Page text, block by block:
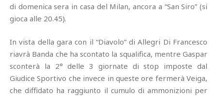
di domenica sera in casa del Milan, ancora a “San Siro” (si
gioca alle 20.45).
In vista della gara con il “Diavolo” di Allegri Di Francesco
riavrà Banda che ha scontato la squalifica, mentre Gaspar
sconterà la 2° delle 3 giornate di stop imposte dal
Giudice Sportivo che invece in queste ore fermerà Veiga,
che diffidato ha raggiunto il cumulo di ammonizioni per